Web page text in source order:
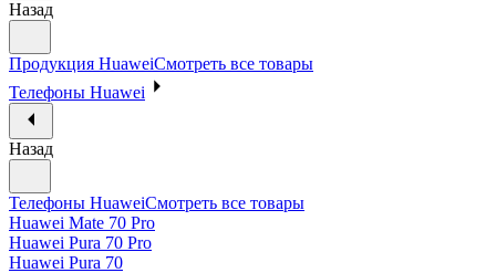
Назад
Продукция HuaweiСмотреть все товары
Телефоны Huawei
Назад
Телефоны HuaweiСмотреть все товары
Huawei Mate 70 Pro
Huawei Pura 70 Pro
Huawei Pura 70